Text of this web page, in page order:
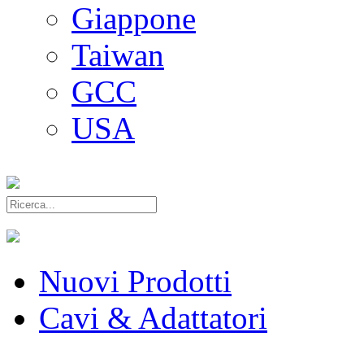
Giappone
Taiwan
GCC
USA
Nuovi Prodotti
Cavi & Adattatori